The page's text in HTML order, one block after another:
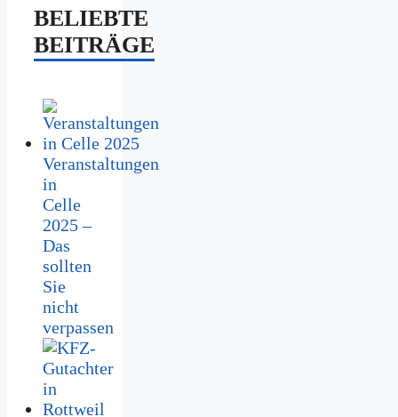
BELIEBTE
BEITRÄGE
Veranstaltungen
in
Celle
2025 –
Das
sollten
Sie
nicht
verpassen